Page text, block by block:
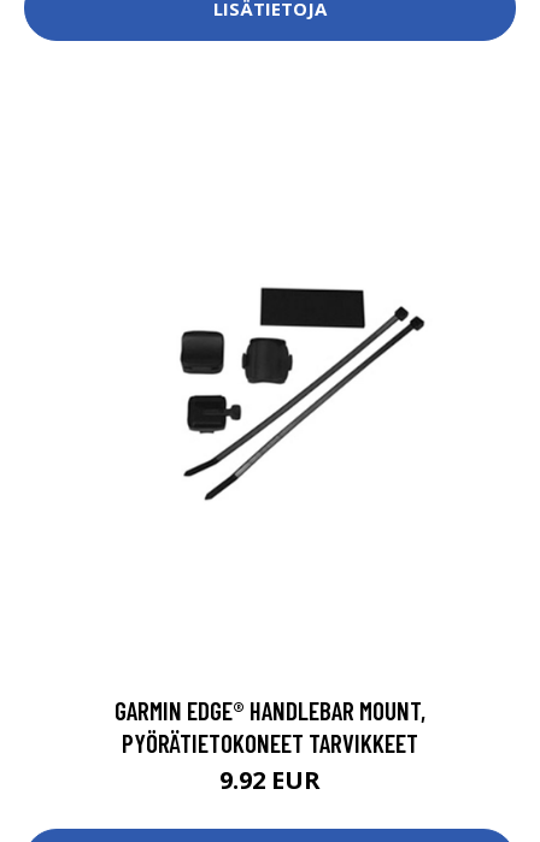
LISÄTIETOJA
GARMIN EDGE® HANDLEBAR MOUNT,
PYÖRÄTIETOKONEET TARVIKKEET
9.92 EUR